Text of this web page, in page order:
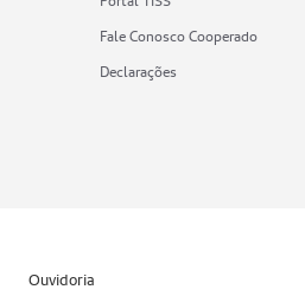
Fale Conosco Cooperado
Declarações
Ouvidoria